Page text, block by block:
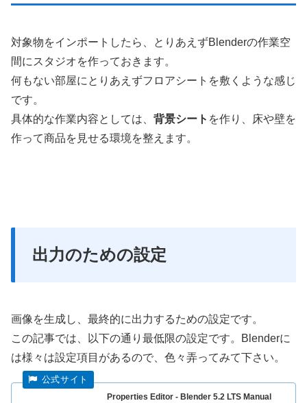
対象物をインポートしたら、とりあえずBlenderの作業空
間にスタジオを作っておきます。
何もない部屋にとりあえずフロアシートを敷くような感じ
です。
具体的な作業内容としては、 背景シート を作り、床や壁を
作って商品を見せる環境を整えます。
出力のための設定
画像を生成し、最終的に出力するための設定です。
この記事では、以下の通り最低限の設定です。Blenderに
は様々は設定項目があるので、色々弄ってみて下さい。
Properties Editor - Blender 5.2 LTS Manual